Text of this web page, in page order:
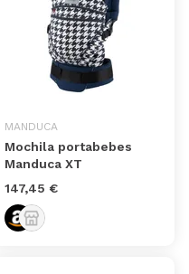
MANDUCA
Mochila portabebes
Manduca XT
147,45 €